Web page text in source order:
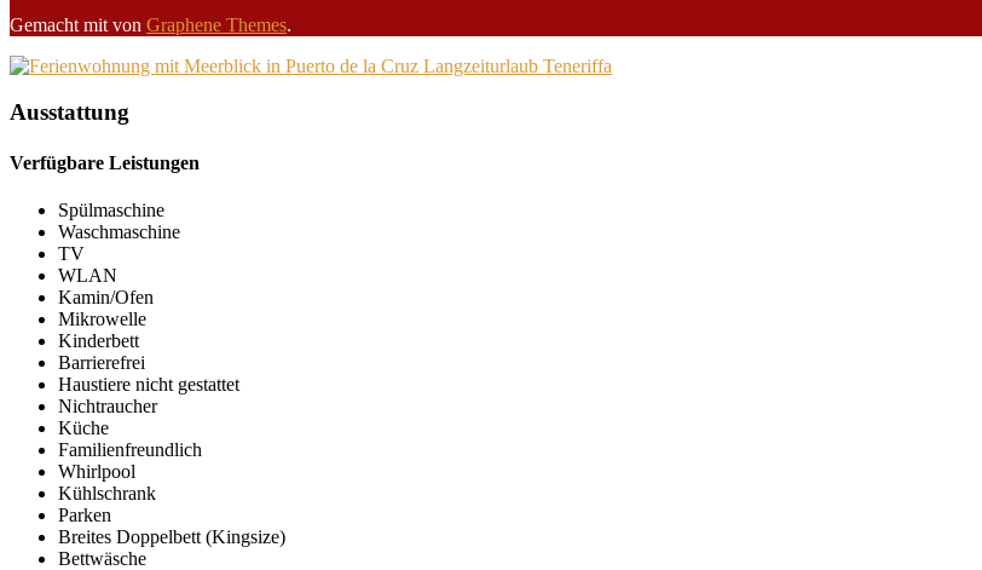
Gemacht mit von Graphene Themes.
Ausstattung
Verfügbare Leistungen
Spülmaschine
Waschmaschine
TV
WLAN
Kamin/Ofen
Mikrowelle
Kinderbett
Barrierefrei
Haustiere nicht gestattet
Nichtraucher
Küche
Familienfreundlich
Whirlpool
Kühlschrank
Parken
Breites Doppelbett (Kingsize)
Bettwäsche